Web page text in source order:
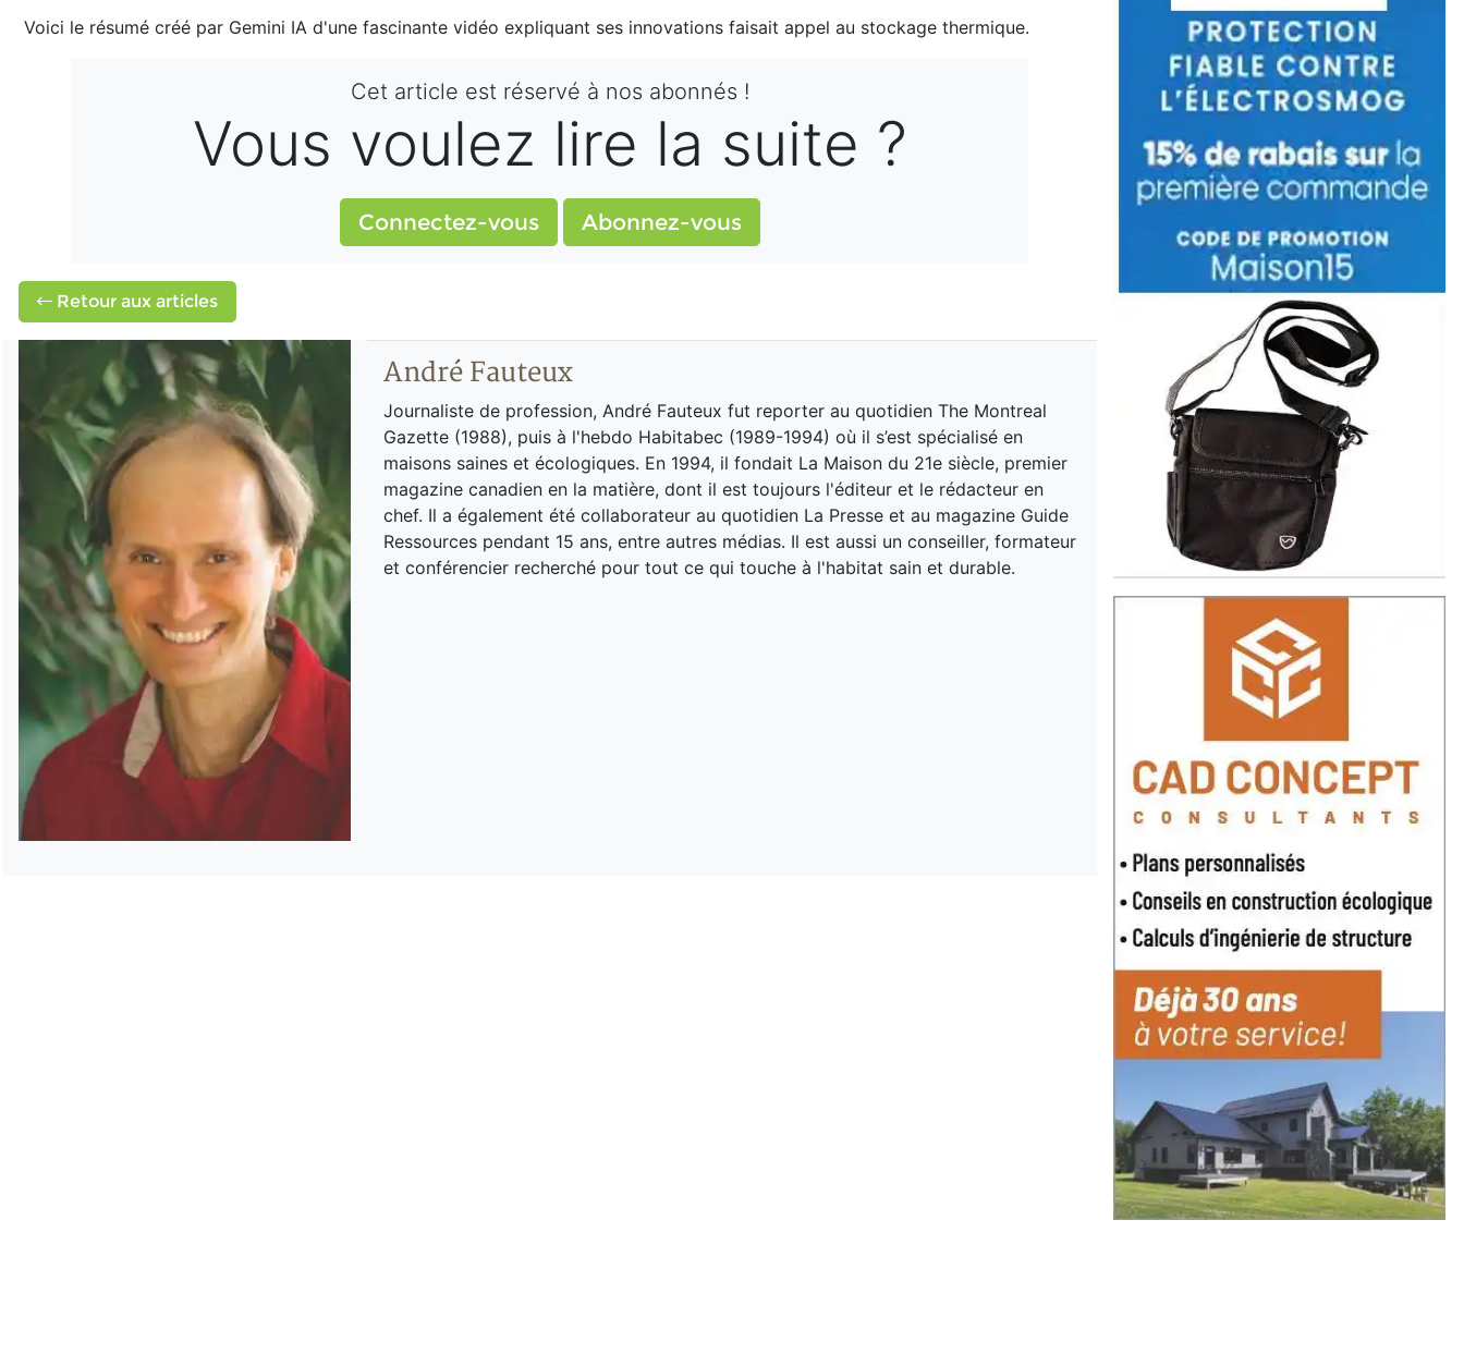
Voici le résumé créé par Gemini IA d'une fascinante vidéo expliquant ses innovations faisait appel au stockage thermique.
Cet article est réservé à nos abonnés !
Vous voulez lire la suite ?
Connectez-vous Abonnez-vous
Retour aux articles
André Fauteux
Journaliste de profession, André Fauteux fut reporter au quotidien The Montreal
Gazette (1988), puis à l'hebdo Habitabec (1989-1994) où il s’est spécialisé en
maisons saines et écologiques. En 1994, il fondait La Maison du 21e siècle, premier
magazine canadien en la matière, dont il est toujours l'éditeur et le rédacteur en
chef. Il a également été collaborateur au quotidien La Presse et au magazine Guide
Ressources pendant 15 ans, entre autres médias. Il est aussi un conseiller, formateur
et conférencier recherché pour tout ce qui touche à l'habitat sain et durable.